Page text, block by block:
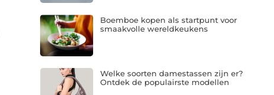
Boemboe kopen als startpunt voor
smaakvolle wereldkeukens
Welke soorten damestassen zijn er?
Ontdek de populairste modellen